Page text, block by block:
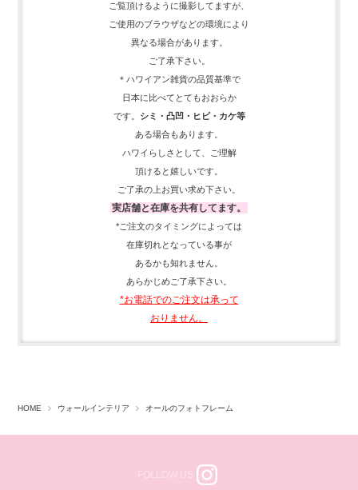
ご覧頂けるように撮影してますが、
ご使用のブラウザなどの環境により
異なる場合があります。
ご了承下さい。
＊ハワイアン雑貨の品質基準で
日本に比べてとてもおおらか
です。
シミ・凸凹・ヒビ・カケ等
ある場合もあります。
ハワイらしさとして、
ご理解
頂ける と嬉しいです。
ご了承の上お買い求め下さい。
実店舗と在庫を共有してます。
*ご注文のタイミングによっては
在庫切れとなっている事が
あるかも知れません。
あらかじめご了承下さい。
*お電話でのご注文は承って
おりません。
HOME ウォールインテリア オールのフォトフレーム
FOLLOW US